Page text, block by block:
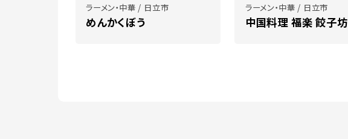
ラーメン・中華 / 日立市
めんかくぼう
ラーメン・中華 / 日立市
中国料理 福楽 餃子坊